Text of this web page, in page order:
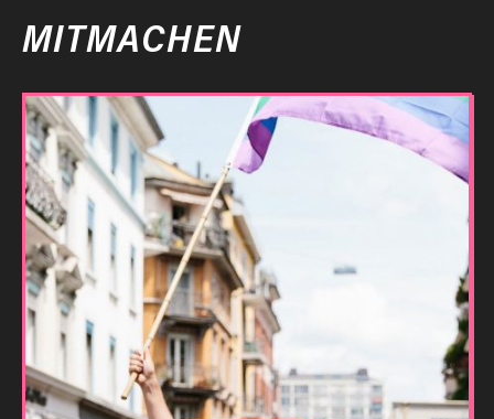
MITMACHEN